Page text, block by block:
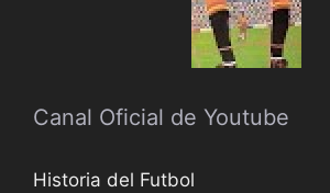
Canal Oficial de Youtube
Historia del Futbol